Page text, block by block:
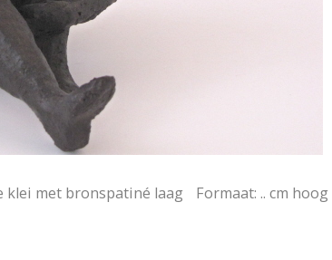
klei met bronspatiné laag Formaat: .. cm hoog